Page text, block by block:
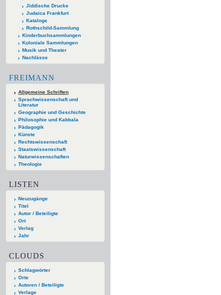
Jiddische Drucke
Judaica Frankfurt
Kataloge
Rothschild-Sammlung
Kinderbuchsammlungen
Koloniale Sammlungen
Musik und Theater
Nachlässe
FREIMANN
Allgemeine Schriften
Sprachwissenschaft und
Literatur
Geographie und Geschichte
Philosophie und Kabbala
Pädagogik
Künste
Rechtswissenschaft
Staatswissenschaft
Naturwissenschaften
Theologie
LISTEN
Neuzugänge
Titel
Autor / Beteiligte
Ort
Verlag
Jahr
CLOUDS
Schlagwörter
Orte
Autoren / Beteiligte
Verlage